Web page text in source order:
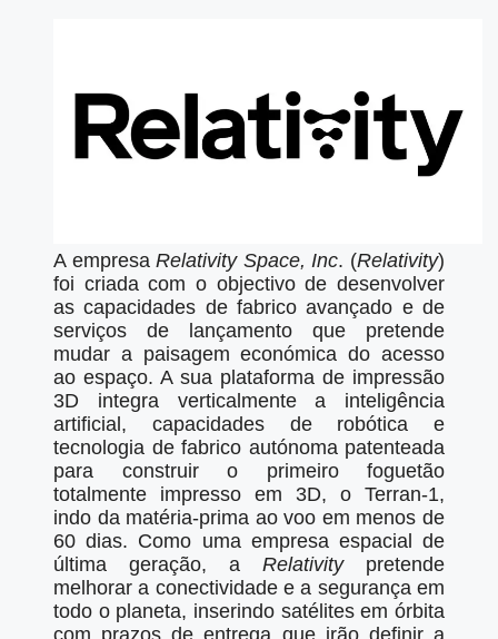
A empresaRelativity Space, Inc. (Relativity)
foi criada com o objectivo de desenvolver
as capacidades de fabrico avançado e de
serviços de lançamento que pretende
mudar a paisagem económica do acesso
ao espaço. A sua plataforma de impressão
3D integra verticalmente a inteligência
artificial, capacidades de robótica e
tecnologia de fabrico autónoma patenteada
para construir o primeiro foguetão
totalmente impresso em 3D, o Terran-1,
indo da matéria-prima ao voo em menos de
60 dias. Como uma empresa espacial de
última geração, a Relativitypretende
melhorar a conectividade e a segurança em
todo o planeta, inserindo satélites em órbita